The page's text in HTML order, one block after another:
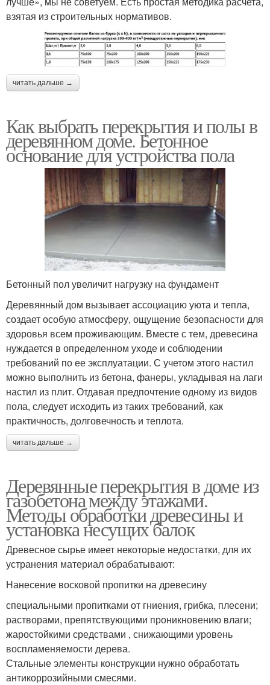
взятая из строительных нормативов.
читать дальше →
Как выбрать перекрытия и полы в
деревянном доме. Бетонное
основание для устройства пола
Бетонный пол увеличит нагрузку на фундамент
Деревянный дом вызывает ассоциацию уюта и тепла,
создает особую атмосферу, ощущение безопасности для
здоровья всем проживающим. Вместе с тем, древесина
нуждается в определенном уходе и соблюдении
требований по ее эксплуатации. С учетом этого настил
можно выполнить из бетона, фанеры, укладывая на лаги
настил из плит. Отдавая предпочтение одному из видов
пола, следует исходить из таких требований, как
практичность, долговечность и теплота.
читать дальше →
Деревянные перекрытия в доме из
газобетона между этажами.
Методы обработки древесины и
установка несущих балок
Древесное сырье имеет некоторые недостатки, для их
устранения материал обрабатывают:
Нанесение восковой пропитки на древесину
специальными пропитками от гниения, грибка, плесени;
растворами, препятствующими проникновению влаги;
жаростойкими средствами , снижающими уровень
воспламеняемости дерева.
Стальные элементы конструкции нужно обработать
антикоррозийными смесями.